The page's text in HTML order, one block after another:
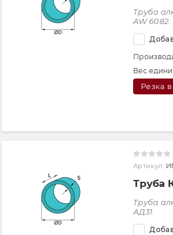
Труба
AW 6082.
Вес
Резка
Артикул:
Труба
Труба
АД31.